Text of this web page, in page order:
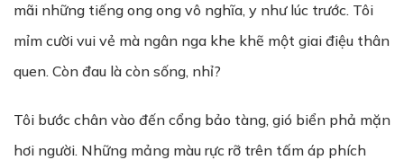
mãi những tiếng ong ong vô nghĩa, y như lúc trước. Tôi
mỉm cười vui vẻ mà ngân nga khe khẽ một giai điệu thân
quen. Còn đau là còn sống, nhỉ?
Tôi bước chân vào đến cổng bảo tàng, gió biển phả mặn
hơi người. Những mảng màu rực rỡ trên tấm áp phích